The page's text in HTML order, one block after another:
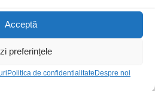
Acceptă
preferințele
Politica de confidentialitateDespre noi
Conector ISO NoName 20P
25,00